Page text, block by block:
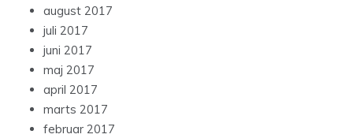
august 2017
juli 2017
juni 2017
maj 2017
april 2017
marts 2017
februar 2017